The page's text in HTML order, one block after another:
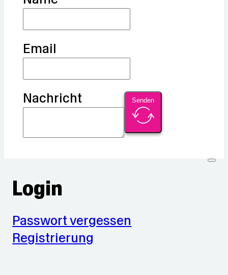
Email
Nachricht Senden
Login
Passwort vergessen
Registrierung